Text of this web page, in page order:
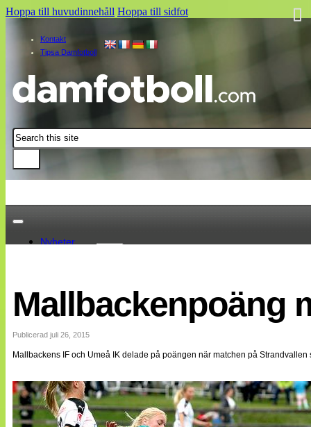
Hoppa till huvudinnehåll Hoppa till sidfot
Kontakt
Tipsa Damfotboll
Sök
Nyheter
Landslaget
EM 2013
Internationellt
Bildreportage
Bloggar
Webb-TV
Cuper
Medlemsbilder
Till klubbkassan
Mallbackenpoäng
Publicerad juli 26, 2015
Mallbackens IF och Umeå IK delade på poängen när matchen på